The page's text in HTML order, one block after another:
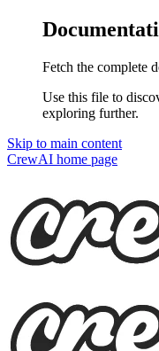
Fetch the complete
Use this file to
exploring further.
Skip to main content
CrewAI home page